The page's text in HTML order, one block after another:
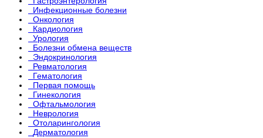
Инфекционные болезни
Онкология
Кардиология
Урология
Болезни обмена веществ
Эндокринология
Ревматология
Гематология
Первая помощь
Гинекология
Офтальмология
Неврология
Отоларингология
Дерматология